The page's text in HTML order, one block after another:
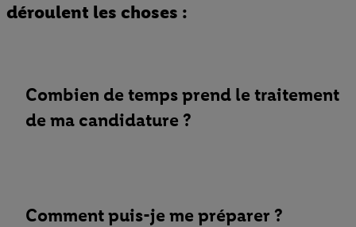
déroulent les choses :
Combien de temps prend le traitement
de ma candidature ?
Comment puis-je me préparer ?